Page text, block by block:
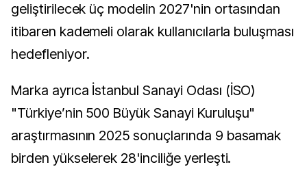
geliştirilecek üç modelin 2027'nin ortasından
itibaren kademeli olarak kullanıcılarla buluşması
hedefleniyor.
Marka ayrıca İstanbul Sanayi Odası (İSO)
"Türkiye’nin 500 Büyük Sanayi Kuruluşu"
araştırmasının 2025 sonuçlarında 9 basamak
birden yükselerek 28'inciliğe yerleşti.